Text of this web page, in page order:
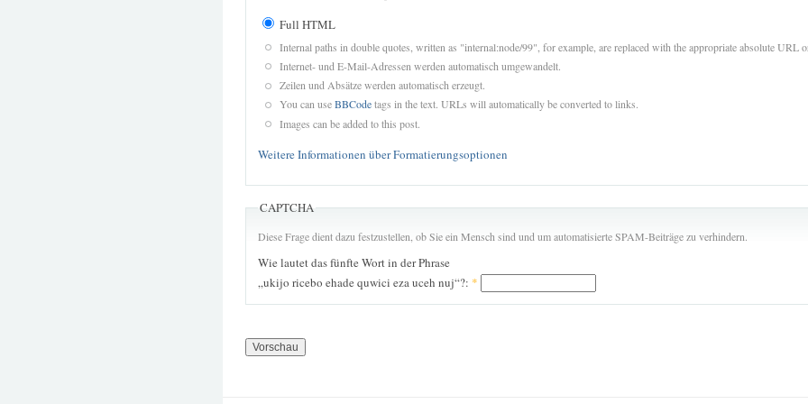
Full HTML
Internal paths in double quotes, written as "internal:node/99", for example, are replaced with the appropriate absolute URL
Internet- und E-Mail-Adressen werden automatisch umgewandelt.
Zeilen und Absätze werden automatisch erzeugt.
You can useBBCodetags in the text. URLs will automatically be converted to links.
Images can be added to this post.
Weitere Informationen über Formatierungsoptionen
CAPTCHA
Diese Frage dient dazu festzustellen, ob Sie ein Mensch sind und um automatisierte SPAM-Beiträge zu verhindern.
Wie lautet das fünfte Wort in der Phrase
„ukijo ricebo ehade quwici eza uceh nuj“?: *